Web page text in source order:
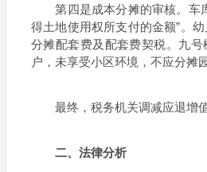
第四是成本分摊的审核。车
得土地使用权所支付的金额”。
分摊配套费及配套费契税。九号
户，未享受小区环境，不应分摊
最终，税务机关调减应退增值
二、法律分析